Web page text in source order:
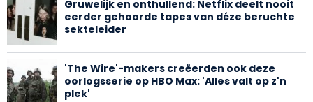
Gruwelijk en onthullend: Netflix deelt nooit
eerder gehoorde tapes van déze beruchte
sekteleider
'The Wire'-makers creëerden ook deze
oorlogsserie op HBO Max: 'Alles valt op z'n
plek'